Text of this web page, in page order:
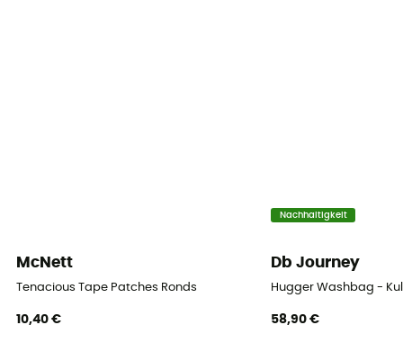
McNett
Tenacious Tape Patches Ronds
10,40 €
Nachhaltigkeit
Db Journey
Hugger Washbag -
58,90 €